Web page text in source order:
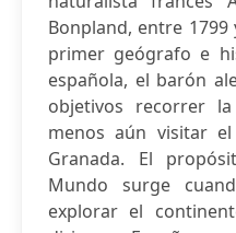
Bonpland, entre 1799
primer geógrafo e
española, el barón
objetivos recorrer
menos aún visitar
Granada. El
Mundo surge
explorar el